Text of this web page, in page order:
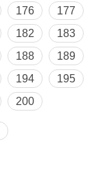
176
177
182
183
188
189
194
195
200